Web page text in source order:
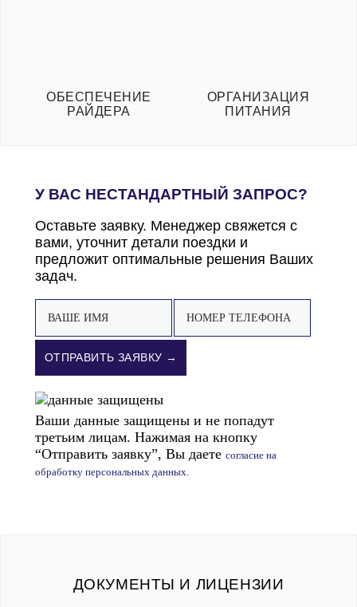
ОБЕСПЕЧЕНИЕ
РАЙДЕРА
ОРГАНИЗАЦИЯ
ПИТАНИЯ
У ВАС НЕСТАНДАРТНЫЙ ЗАПРОС?
Оставьте заявку. Менеджер свяжется с
вами, уточнит детали поездки и
предложит оптимальные решения Ваших
задач.
ОТПРАВИТЬ ЗАЯВКУ →
Ваши данные защищены и не попадут
третьим лицам. Нажимая на кнопку
“Отправить заявку”, Вы даете согласие на
обработку персональных данных.
ДОКУМЕНТЫ И ЛИЦЕНЗИИ